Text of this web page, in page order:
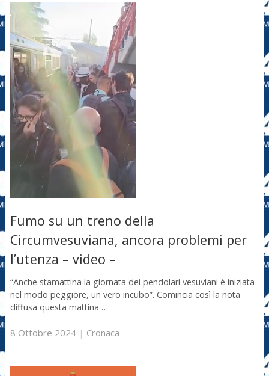
Fumo su un treno della
Circumvesuviana, ancora problemi per
l’utenza – video –
“Anche stamattina la giornata dei pendolari vesuviani è iniziata
nel modo peggiore, un vero incubo”. Comincia così la nota
diffusa questa mattina …
8 Ottobre 2024| Cronaca